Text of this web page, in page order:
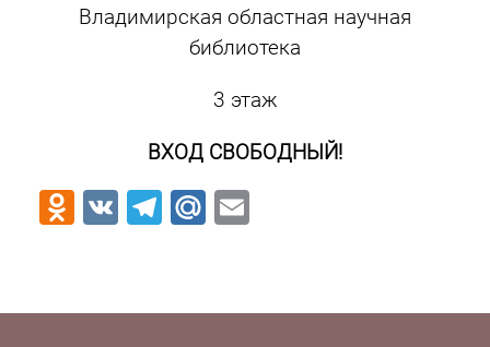
Владимирская областная научная
библиотека
3 этаж
ВХОД СВОБОДНЫЙ!
Odnoklassniki
VK Telegram
Mail.Ru